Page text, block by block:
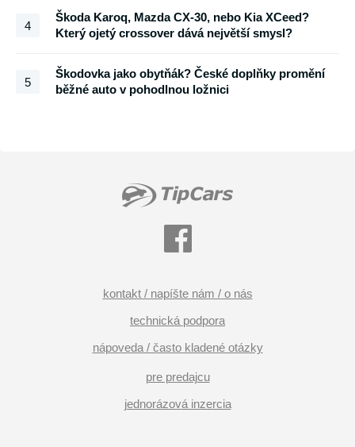
4
Škoda Karoq, Mazda CX-30, nebo Kia XCeed?
Který ojetý crossover dává největší smysl?
5
Škodovka jako obytňák? České doplňky promění
běžné auto v pohodlnou ložnici
kontakt / napíšte nám / o nás
technická podpora
nápoveda / často kladené otázky
pre predajcu
jednorázová inzercia